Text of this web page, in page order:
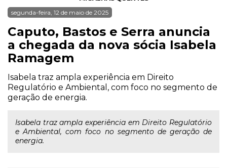
segunda-feira, 12 de maio de 2025
Caputo, Bastos e Serra anuncia
a chegada da nova sócia Isabela
Ramagem
Isabela traz ampla experiência em Direito
Regulatório e Ambiental, com foco no segmento de
geração de energia.
Isabela traz ampla experiência em Direito Regulatório
e Ambiental, com foco no segmento de geração de
energia.